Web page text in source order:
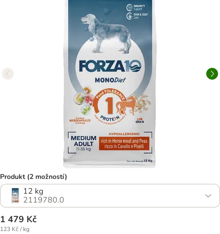
Produkt (2 možností)
12 kg
2119780.0
1 479 Kč
123 Kč / kg